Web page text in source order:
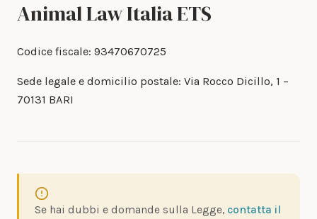
Animal Law Italia ETS
Codice fiscale: 93470670725
Sede legale e domicilio postale: Via Rocco Dicillo, 1 –
70131 BARI
Se hai dubbi e domande sulla Legge, contatta il